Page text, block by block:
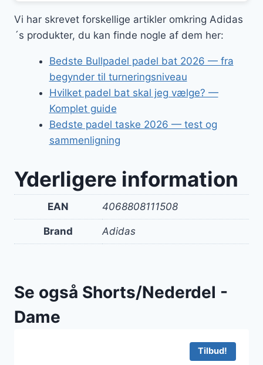
Vi har skrevet forskellige artikler omkring Adidas
´s produkter, du kan finde nogle af dem her:
Bedste Bullpadel padel bat 2026 — fra
begynder til turneringsniveau
Hvilket padel bat skal jeg vælge? —
Komplet guide
Bedste padel taske 2026 — test og
sammenligning
Yderligere information
EAN 4068808111508
Brand Adidas
Se også Shorts/Nederdel -
Dame
Tilbud!